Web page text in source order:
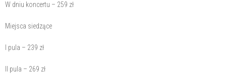
W dniu koncertu – 259 zł
Miejsca siedzące
I pula – 239 zł
II pula – 269 zł